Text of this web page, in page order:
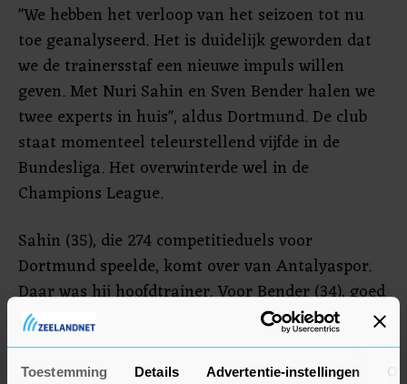
Toestemming Details Advertentie-instellingen
"We hebben het verloop van het seizoen tot nu
toe geanalyseerd. Het is duidelijk geworden dat
we de trainersstaf een nieuwe impuls willen
geven. Met Nuri Sahin en Sven Bender halen we
twee experts in huis", aldus Dortmund. De club
staat momenteel teleurstellend vijfde in de
Bundesliga. Het overwinterde wel in de
Champions League.
Sahin (35), die 274 competitieduels voor
Dortmund speelde, komt over van Antalyaspor.
Daar was hij hoofdtrainer. Voor Bender (34), goed
voor 224 duels in het zwartgele shirt, is het zijn
eerste klus als trainer. Beide ex-profs speelden
ook samen.